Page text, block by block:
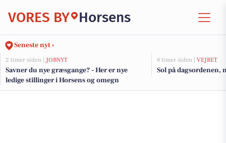
VORES BY Horsens
Seneste nyt ›
2 timer siden | JOBNYT
Savner du nye græsgange? - Her er nye
ledige stillinger i Horsens og omegn
8 timer siden | VEJRET
Sol på dagsordenen,